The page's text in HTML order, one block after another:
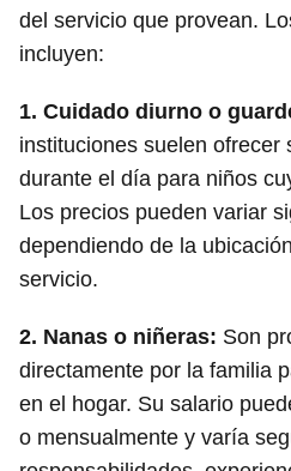
del servicio que provean.
incluyen:
1. Cuidado diurno o
instituciones suelen ofrecer
durante el día para niños
Los precios pueden variar
dependiendo de la
servicio.
2. Nanas o niñeras: Son
directamente por la familia
en el hogar. Su salario
o mensualmente y varía